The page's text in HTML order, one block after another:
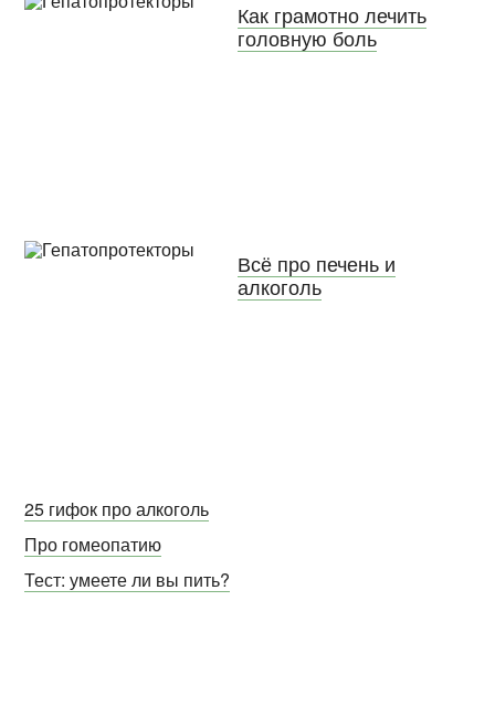
Как грамотно лечить
головную боль
Всё про печень и
алкоголь
25 гифок про алкоголь
Про гомеопатию
Тест: умеете ли вы пить?